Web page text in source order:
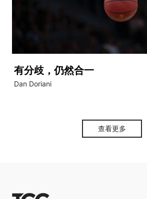
有分歧，仍然合一
Dan Doriani
查看更多